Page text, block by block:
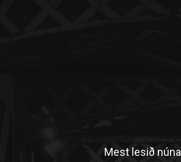
Mest lesið núna